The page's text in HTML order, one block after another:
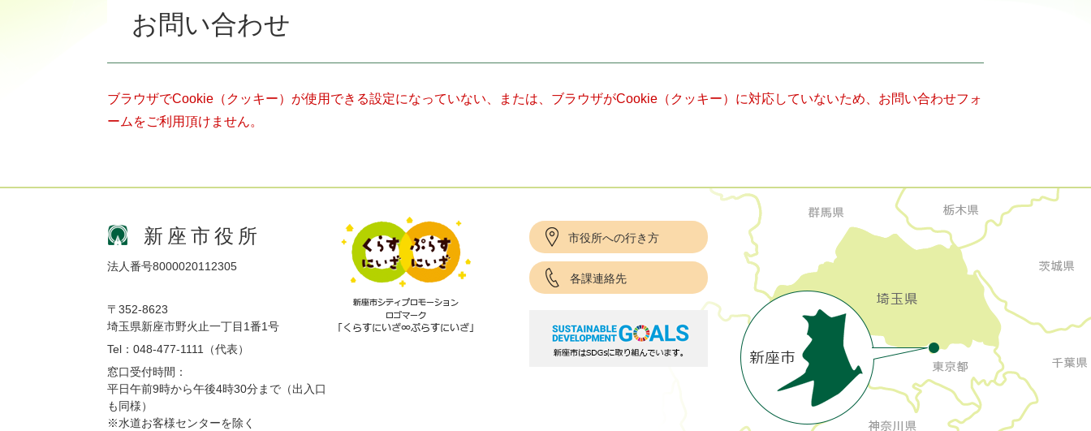
お問い合わせ
ブラウザでCookie（クッキー）が使用できる設定になっていない、または、ブラウザがCookie（クッキー）に対応していないため、お問い合わせフォ
ームをご利用頂けません。
新座市役所
法人番号8000020112305
〒352-8623
埼玉県新座市野火止一丁目1番1号
Tel：048-477-1111（代表）
窓口受付時間：
平日午前9時から午後4時30分まで（出入口
も同様）
※水道お客様センターを除く
市役所への行き方
各課連絡先